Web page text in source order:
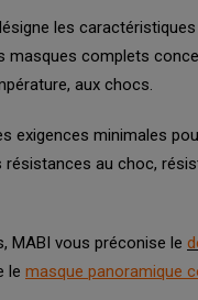
les
masques complets
aux chocs.
exigences minimales
résistances au choc,
MABI vous préconise le
le masque panoramique